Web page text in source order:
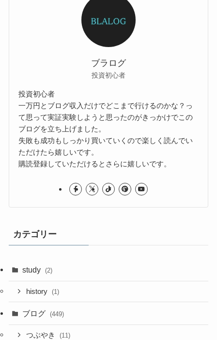
ブラログ
投資初心者
投資初心者
一万円とブログ収入だけでどこまで行けるのかな？っ
て思って実証実験しようと思ったのがきっかけでこの
ブログを立ち上げました。
失敗も成功もしっかり買いていくので楽しく読んでい
ただけたら嬉しいです。
購読登録していただけるとさらに嬉しいです。
カテゴリー
study (2)
history (1)
ブログ (449)
つぶやき (11)